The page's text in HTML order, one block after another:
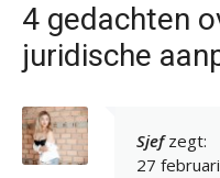
4 gedachten
juridische
Sjef zegt:
27